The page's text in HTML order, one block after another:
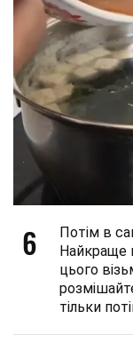
6
Потім в
Найкраще
цього
тільки